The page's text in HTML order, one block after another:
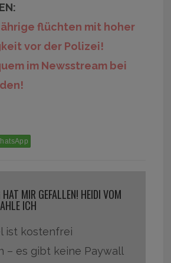
flüchten mit hoher
vor der Polizei!
im Newsstream bei
HAT MIR GEFALLEN! HEIDI VOM
ICH
ist kostenfrei
– es gibt keine Paywall